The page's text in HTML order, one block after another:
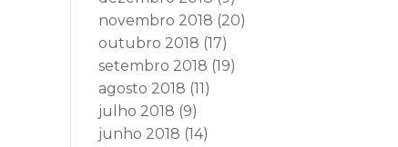
novembro 2018 (20)
outubro 2018 (17)
setembro 2018 (19)
agosto 2018 (11)
julho 2018 (9)
junho 2018 (14)